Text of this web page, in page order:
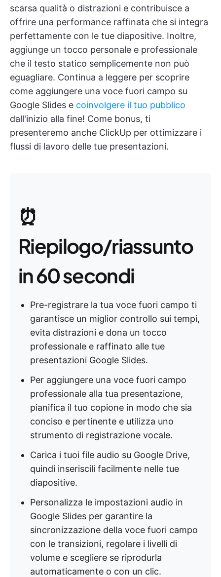
scarsa qualità o distrazioni e contribuisce a
offrire una performance raffinata che si integra
perfettamente con le tue diapositive. Inoltre,
aggiunge un tocco personale e professionale
che il testo statico semplicemente non può
eguagliare. Continua a leggere per scoprire
come aggiungere una voce fuori campo su
Google Slides e coinvolgere il tuo pubblico
dall'inizio alla fine! Come bonus, ti
presenteremo anche ClickUp per ottimizzare i
flussi di lavoro delle tue presentazioni.
⏰
Riepilogo/riassunto
in 60 secondi
Pre-registrare la tua voce fuori campo ti
garantisce un miglior controllo sui tempi,
evita distrazioni e dona un tocco
professionale e raffinato alle tue
presentazioni Google Slides.
Per aggiungere una voce fuori campo
professionale alla tua presentazione,
pianifica il tuo copione in modo che sia
conciso e pertinente e utilizza uno
strumento di registrazione vocale.
Carica i tuoi file audio su Google Drive,
quindi inseriscili facilmente nelle tue
diapositive.
Personalizza le impostazioni audio in
Google Slides per garantire la
sincronizzazione della voce fuori campo
con le transizioni, regolare i livelli di
volume e scegliere se riprodurla
automaticamente o con un clic.